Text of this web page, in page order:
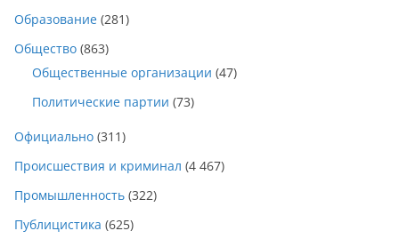
Образование (281)
Общество (863)
Общественные организации (47)
Политические партии (73)
Официально (311)
Происшествия и криминал (4 467)
Промышленность (322)
Публицистика (625)